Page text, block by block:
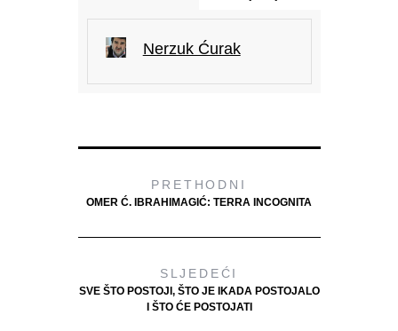
Nerzuk Ćurak
PRETHODNI
OMER Ć. IBRAHIMAGIĆ: TERRA INCOGNITA
SLJEDEĆI
SVE ŠTO POSTOJI, ŠTO JE IKADA POSTOJALO
I ŠTO ĆE POSTOJATI